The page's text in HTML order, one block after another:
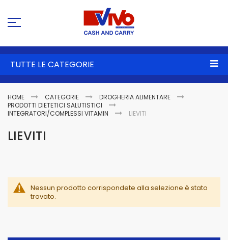
TUTTE LE CATEGORIE
HOME CATEGORIE
DROGHERIA ALIMENTARE
PRODOTTI DIETETICI SALUTISTICI
INTEGRATORI/COMPLESSI VITAMIN
LIEVITI
LIEVITI
Nessun prodotto corrispondete alla selezione è stato
trovato.